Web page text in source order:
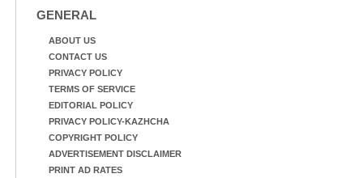
GENERAL
ABOUT US
CONTACT US
PRIVACY POLICY
TERMS OF SERVICE
EDITORIAL POLICY
PRIVACY POLICY-KAZHCHA
COPYRIGHT POLICY
ADVERTISEMENT DISCLAIMER
PRINT AD RATES